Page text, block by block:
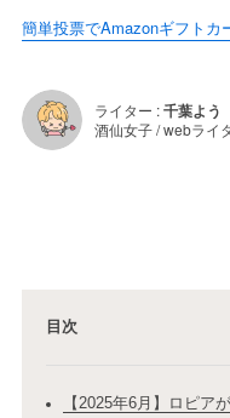
簡単投票でAmazonギフトカ
ライター :千葉よう
酒仙女子 / webライ
目次
【2025年6月】ロピア